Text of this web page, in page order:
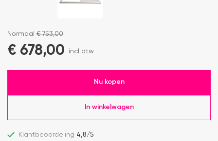
Normaal €753,00
€ 678,00 incl btw
Nu kopen
In winkelwagen
Klantbeoordeling 4,8/5